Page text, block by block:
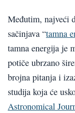
Međutim, najveći
sačinjava “tamna
tamna energija je
potiče ubrzano
brojna pitanja i
studija koja će
Astronomical